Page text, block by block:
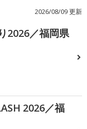
2026/08/09 更新
2026／福岡県
2026／福